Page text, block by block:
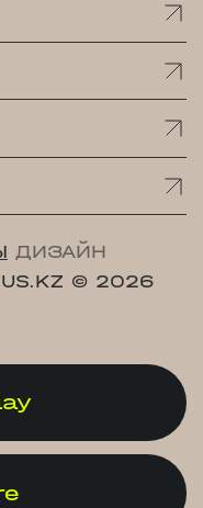
ДИЗАЙН
© 2026